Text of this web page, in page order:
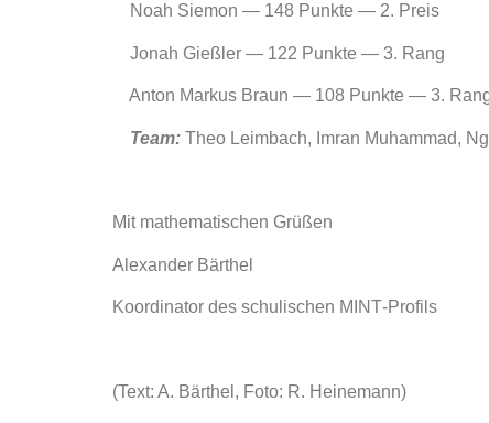
Noah Siemon — 148 Punkte — 2. Preis
Jonah Gießler — 122 Punkte — 3. Rang
Anton Markus Braun — 108 Punkte — 3.
Team: Theo Leimbach, Imran Muhammad,
Mit mathematischen Grüßen
Alexander Bärthel
Koordinator des schulischen MINT‑Profils
(Text: A. Bärthel, Foto: R. Heinemann)